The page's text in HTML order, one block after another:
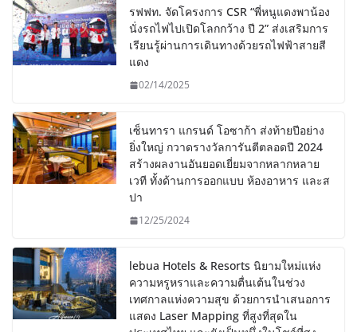
รฟฟท. จัดโครงการ CSR “พี่หนูแดงพาน้อง
นั่งรถไฟไปเปิดโลกกว้าง ปี 2” ส่งเสริมการ
เรียนรู้ผ่านการเดินทางด้วยรถไฟฟ้าสายสี
แดง
02/14/2025
เซ็นทารา แกรนด์ โอซาก้า ส่งท้ายปีอย่าง
ยิ่งใหญ่ กวาดรางวัลการันตีตลอดปี 2024
สร้างผลงานอันยอดเยี่ยมจากหลากหลาย
เวที ทั้งด้านการออกแบบ ห้องอาหาร และส
ปา
12/25/2024
lebua Hotels & Resorts นิยามใหม่แห่ง
ความหรูหราและความตื่นเต้นในช่วง
เทศกาลแห่งความสุข ด้วยการนำเสนอการ
แสดง Laser Mapping ที่สูงที่สุดใน